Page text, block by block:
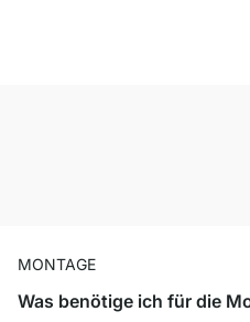
MONTAGE
Was benötige ich für die